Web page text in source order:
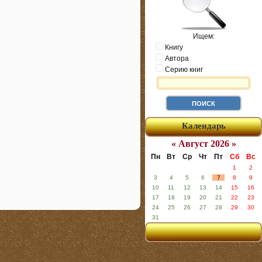
Ищем:
Книгу
Автора
Серию книг
Календарь
« Август 2026 »
Пн Вт Ср Чт Пт Сб Вс
1
2
3
4 5 6 7 8
9
10
11 12 13 14 15
16
17
18 19 20 21 22
23
24
25 26 27 28 29
30
31